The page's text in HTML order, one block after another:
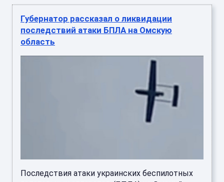
Губернатор рассказал о ликвидации
последствий атаки БПЛА на Омскую
область
Последствия атаки украинских беспилотных